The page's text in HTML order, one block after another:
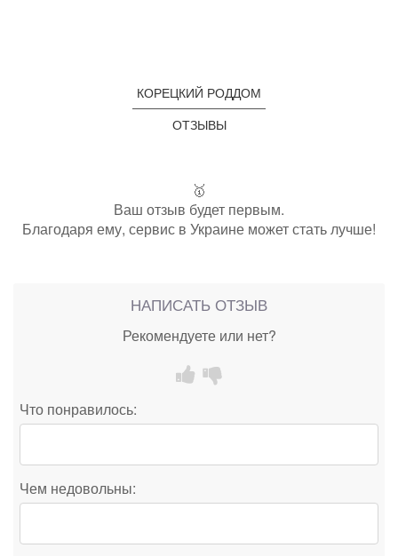
КОРЕЦКИЙ РОДДОМ
ОТЗЫВЫ
🥇
Ваш отзыв будет первым.
Благодаря ему, сервис в Украине может стать лучше!
НАПИСАТЬ ОТЗЫВ
Рекомендуете или нет?
Что понравилось:
Чем недовольны: